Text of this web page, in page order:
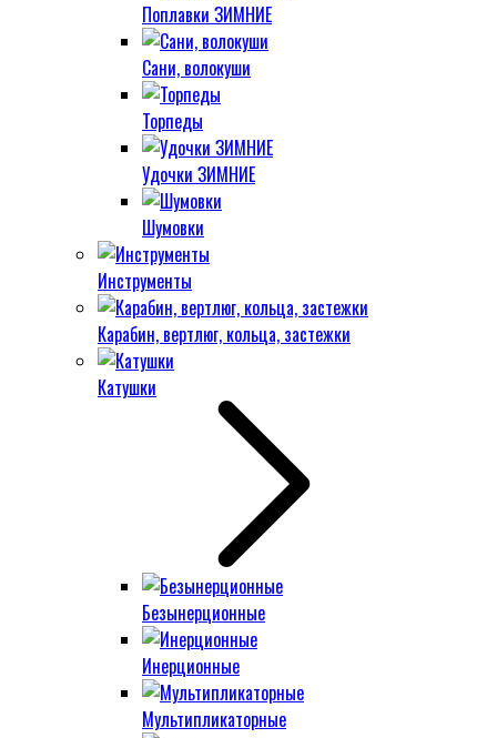
Поплавки ЗИМНИЕ
Сани, волокуши
Торпеды
Удочки ЗИМНИЕ
Шумовки
Инструменты
Карабин, вертлюг, кольца, застежки
Катушки
Безынерционные
Инерционные
Мультипликаторные